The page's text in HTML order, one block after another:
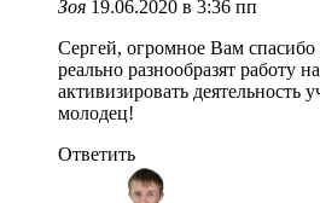
Зоя 19.06.2020 в 3:36 пп
Сергей, огромное Вам
реально разнообразят работу
активизировать
молодец!
Ответить